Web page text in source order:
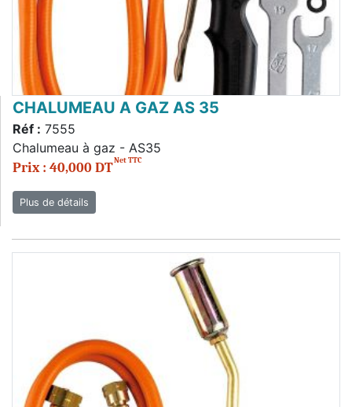
CHALUMEAU A GAZ AS 35
Réf : 7555
Chalumeau à gaz - AS35
Prix : 40,000 DTNet TTC
Plus de détails